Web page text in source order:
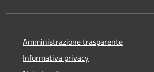
Amministrazione trasparente
Informativa privacy